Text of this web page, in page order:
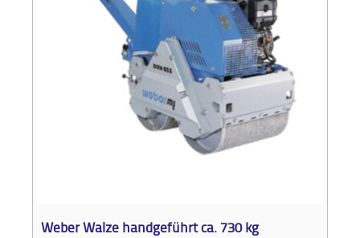
Weber Walze handgeführt ca. 730 kg